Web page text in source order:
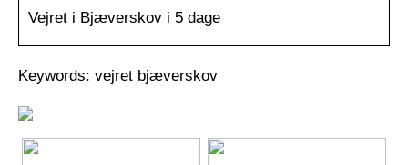
Vejret i Bjæverskov i 5 dage
Keywords: vejret bjæverskov